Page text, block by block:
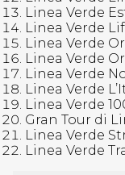
Linea Verde
Linea Verde
Linea Verde
Linea Verde
Linea Verde
Linea Verde
Linea Verde
Gran Tour di
Linea Verde
Linea Verde